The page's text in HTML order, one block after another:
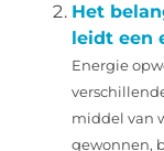
Het
leidt een
Energie
middel van
gewonnen,